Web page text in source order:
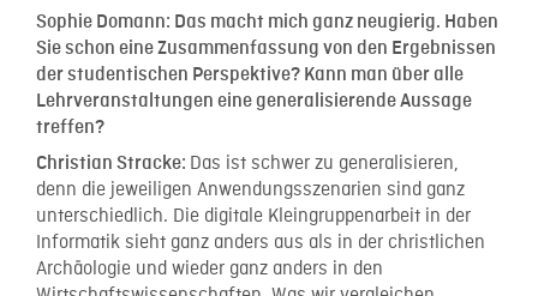
Sophie Domann: Das macht mich ganz neugierig. Haben
Sie schon eine Zusammenfassung von den Ergebnissen
der studentischen Perspektive? Kann man über alle
Lehrveranstaltungen eine generalisierende Aussage
treffen?
Christian Stracke: Das ist schwer zu generalisieren,
denn die jeweiligen Anwendungsszenarien sind ganz
unterschiedlich. Die digitale Kleingruppenarbeit in der
Informatik sieht ganz anders aus als in der christlichen
Archäologie und wieder ganz anders in den